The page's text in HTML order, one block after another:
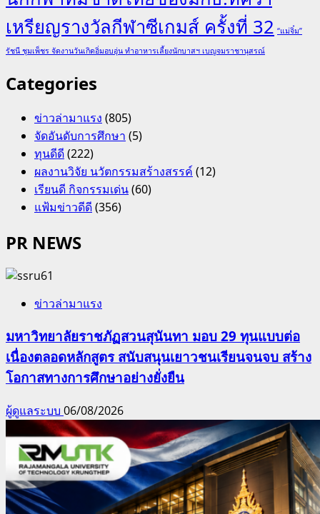
เหรียญรางวัลกีฬาซีเกมส์ ครั้งที่ 32 “แม่จิ๋ม”
รัชนี ชุมเพ็ชร จัดงานวันเกิดอิ่มอบอุ่น ทำอาหารเลี้ยงนักบาสฯ เบญจมราชานุสรณ์
Categories
ข่าวล่ามาแรง (805)
จัดอันดับการศึกษา (5)
ทุนดีดี(222)
ผลงานวิจัย นวัตกรรมสร้างสรรค์(12)
เรียนดี กิจกรรมเด่น(60)
แฟ้มข่าวดีดี(356)
PR NEWS
ข่าวล่ามาแรง
มหาวิทยาลัยราชภัฏสวนสุนันทา มอบ 29 ทุนแบบต่อ
เนื่องตลอดหลักสูตร สนับสนุนเยาวชนเรียนจนจบ สร้าง
โอกาสทางการศึกษาอย่างยั่งยืน
ผู้ดูแลระบบ 06/08/2026